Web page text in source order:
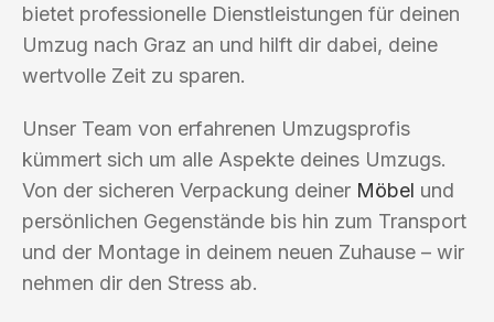
bietet professionelle Dienstleistungen für deinen
Umzug nach Graz an und hilft dir dabei, deine
wertvolle Zeit zu sparen.
Unser Team von erfahrenen Umzugsprofis
kümmert sich um alle Aspekte deines Umzugs.
Von der sicheren Verpackung deiner Möbel und
persönlichen Gegenstände bis hin zum Transport
und der Montage in deinem neuen Zuhause – wir
nehmen dir den Stress ab.